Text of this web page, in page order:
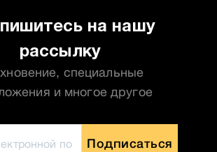
на нашу
рассылку
специальные
и многое другое
Подписаться